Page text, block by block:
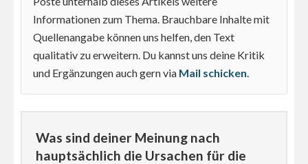
Informationen zum Thema. Brauchbare Inhalte mit
Quellenangabe können uns helfen, den Text
qualitativ zu erweitern. Du kannst uns deine Kritik
und Ergänzungen auch gern via Mail schicken
Was sind deiner Meinung nach
hauptsächlich die Ursachen für die